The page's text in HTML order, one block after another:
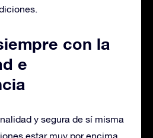
con la
e
y segura de sí misma
estar muy por encima